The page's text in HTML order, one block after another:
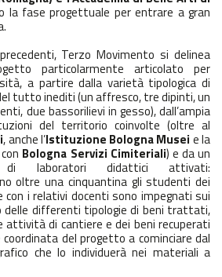
la fase progettuale per entrare a gran
Terzo Movimento si delinea
particolarmente articolato per
a partire dalla varietà tipologica di
tutto inediti (un affresco, tre dipinti, un
due bassorilievi in gesso), dall’ampia
del territorio coinvolte (oltre al
, anche l’Istituzione Bologna Musei e la
Bologna Servizi Cimiteriali) e da un
di laboratori didattici attivati:
oltre una cinquantina gli studenti dei
con i relativi docenti sono impegnati sui
delle differenti tipologie di beni trattati,
attività di cantiere e dei beni recuperati
del progetto a cominciare dal
che lo individuerà nei materiali a